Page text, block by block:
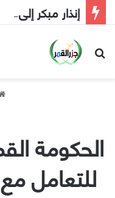
إنذار مبكر إلى
الحكومة
للتعامل